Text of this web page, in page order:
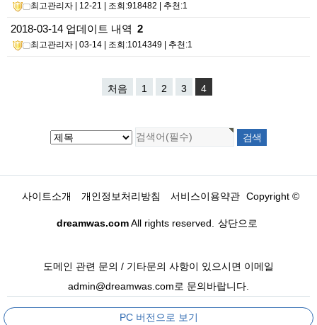
최고관리자 | 12-21 | 조회:918482 | 추천:1
2018-03-14 업데이트 내역 2
최고관리자 | 03-14 | 조회:1014349 | 추천:1
처음 1 2 3 4
사이트소개 개인정보처리방침 서비스이용약관 Copyright ©
dreamwas.comAll rights reserved. 상단으로
도메인 관련 문의 / 기타문의 사항이 있으시면 이메일
admin@dreamwas.com로 문의바랍니다.
PC 버전으로 보기